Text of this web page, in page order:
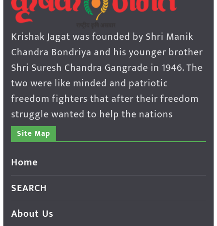
Krishak Jagat was founded by Shri Manik
Chandra Bondriya and his younger brother
Shri Suresh Chandra Gangrade in 1946. The
two were like minded and patriotic
freedom fighters that after their freedom
struggle wanted to help the nations
Site Map
Home
SEARCH
About Us